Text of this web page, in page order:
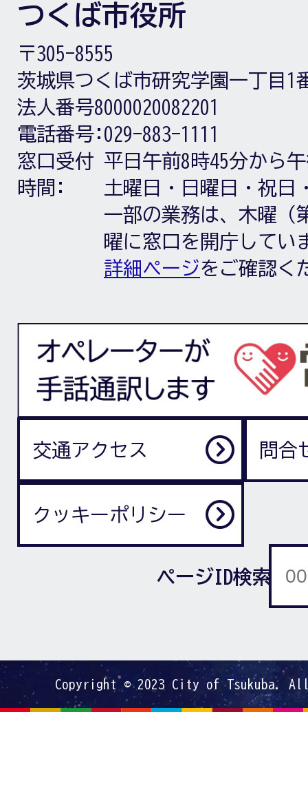
つくば市役所
〒305-8555
茨城県つくば市研究学園一丁目1
法人番号8000020082201
電話番号: 029-883-1111
窓口受付
時間:
平日午前8時45分から
土曜日・日曜日・祝日
一部の業務は、木曜（
曜に窓口を開庁してい
詳細ページをご確認く
交通アクセス 問合
クッキーポリシー
ページID検索
Copyright © 2023 City of Tsukuba.